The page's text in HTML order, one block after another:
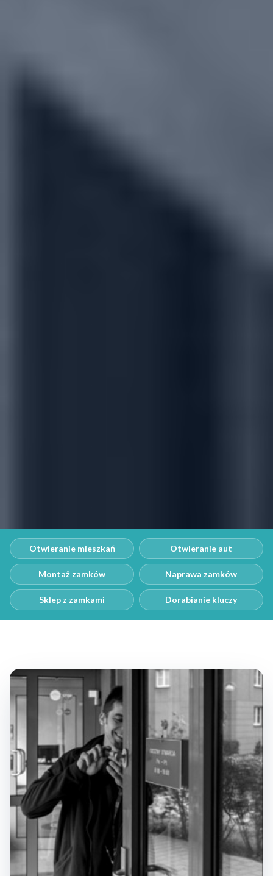
Otwieranie mieszkań Otwieranie aut
Montaż zamków Naprawa zamków
Sklep z zamkami Dorabianie kluczy